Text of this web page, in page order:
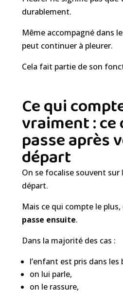
durablement.
Même accompagné dans
peut continuer à pleurer.
Cela fait partie de son
Ce qui
vraiment : ce
passe après
départ
On se focalise souvent
départ.
Mais ce qui compte le plus,
passe ensuite.
Dans la majorité des cas :
l’enfant est pris dans les
on lui parle,
on le rassure,